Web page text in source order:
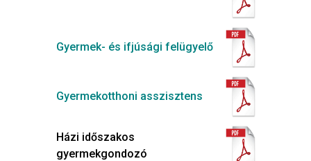
Gyermek- és ifjúsági felügyelő
Gyermekotthoni asszisztens
Házi időszakos
gyermekgondozó